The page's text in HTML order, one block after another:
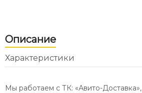
Описание
Характеристики
Мы работаем с ТК: «Авито-